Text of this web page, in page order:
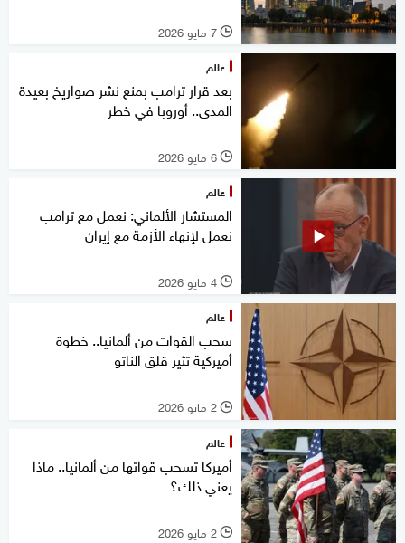
l 7 مايو 2026
عالم
بعد قرار ترامب بمنع نشر صواريخ بعيدة
المدى.. أوروبا في خطر
l 6 مايو 2026
عالم
المستشار الألماني: نعمل مع ترامب
نعمل لإنهاء الأزمة مع إيران
l 4 مايو 2026
عالم
سحب القوات من ألمانيا.. خطوة
أميركية تثير قلق الناتو
l 2 مايو 2026
عالم
أميركا تسحب قواتها من ألمانيا.. ماذا
يعني ذلك؟
l 2 مايو 2026